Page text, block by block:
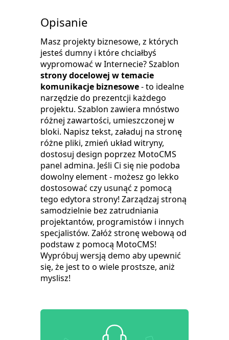
Opisanie
Masz projekty biznesowe, z których
jesteś dumny i które chciałbyś
wypromować w Internecie? Szablon
strony docelowej w temacie
komunikacje biznesowe- to idealne
narzędzie do prezentcji każdego
projektu. Szablon zawiera mnóstwo
różnej zawartości, umieszczonej w
bloki. Napisz tekst, załaduj na stronę
różne pliki, zmień układ witryny,
dostosuj design poprzez MotoCMS
panel admina. Jeśli Ci się nie podoba
dowolny element - możesz go lekko
dostosować czy usunąć z pomocą
tego edytora strony! Zarządzaj stroną
samodzielnie bez zatrudniania
projektantów, programistów i innych
specjalistów. Załóż stronę webową od
podstaw z pomocą MotoCMS!
Wypróbuj wersją demo aby upewnić
się, że jest to o wiele prostsze, aniż
myslisz!